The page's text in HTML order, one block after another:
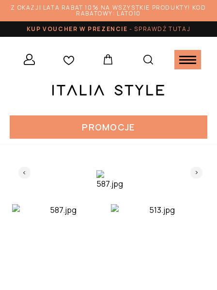
Z OKAZJI LATA RABAT 10% NA WSZYSTKIE PRODUKTY! KOD
RABATOWY: LATO10
KUP VOUCHER W PREZENCIE-SPRAWDŹ TUTAJ
PROMOCJE